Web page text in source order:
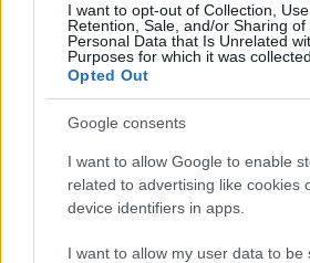
I want to opt-out of Collection, Use,
Retention, Sale, and/or Sharing of
Personal Data that Is Unrelated
Purposes for which it was collected.
Opted Out
Google consents
I want to allow Google to enable
related to advertising like cookies
device identifiers in apps.
I want to allow my user data to be
A Második Reformkor kecskeméti
20-án tüntetést tart a Honvédkórház
megszüntetése ellen. A szervezők
Balla Szilárd